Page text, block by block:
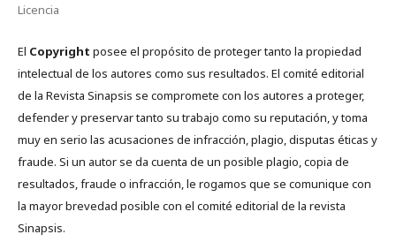
Licencia
El Copyright posee el propósito de proteger tanto la propiedad
intelectual de los autores como sus resultados. El comité editorial
de la Revista Sinapsis se compromete con los autores a proteger,
defender y preservar tanto su trabajo como su reputación, y toma
muy en serio las acusaciones de infracción, plagio, disputas éticas y
fraude. Si un autor se da cuenta de un posible plagio, copia de
resultados, fraude o infracción, le rogamos que se comunique con
la mayor brevedad posible con el comité editorial de la revista
Sinapsis.